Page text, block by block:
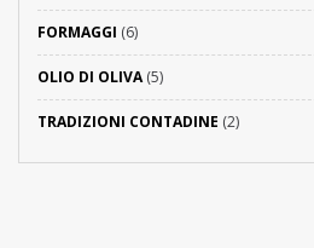
FORMAGGI (6)
OLIO DI OLIVA(5)
TRADIZIONI CONTADINE (2)